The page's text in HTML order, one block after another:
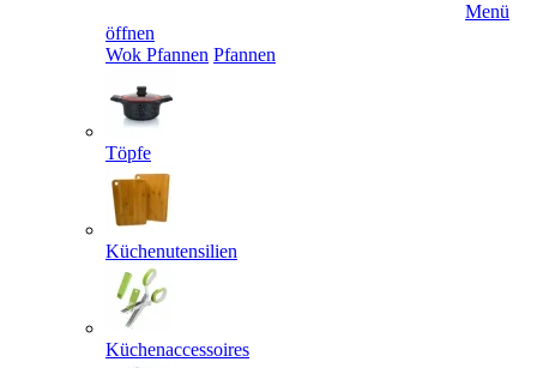
Menü
öffnen
Wok Pfannen Pfannen
Töpfe
Küchenutensilien
Küchenaccessoires